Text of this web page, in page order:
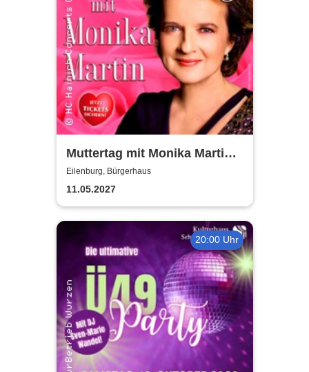
Muttertag mit Monika Martin
2027
Eilenburg, Bürgerhaus
11.05.2027
20:00 Uhr